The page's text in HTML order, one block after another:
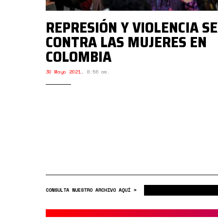
REPRESIÓN Y VIOLENCIA
CONTRA LAS MUJERES EN
COLOMBIA
30 Mayo 2021, 8:56 am.
CONSULTA NUESTRO ARCHIVO AQUÍ >